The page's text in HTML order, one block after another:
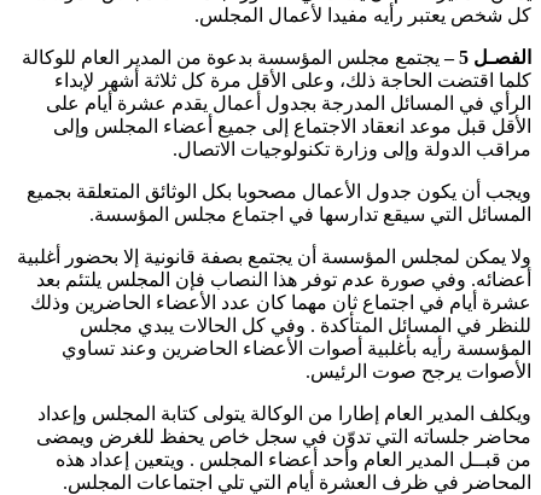
كل شخص يعتبر رأيه مفيدا لأعمال المجلس.
الفصـل 5 –
يجتمع مجلس المؤسسة بدعوة من المدير العام للوكالة
كلما اقتضت الحاجة ذلك، وعلى الأقل مرة كل ثلاثة أشهر لإبداء
الرأي في المسائل المدرجة بجدول أعمال يقدم عشرة أيام على
الأقل قبل موعد انعقاد الاجتماع إلى جميع أعضاء المجلس وإلى
مراقب الدولة وإلى وزارة تكنولوجيات الاتصال.
ويجب أن يكون جدول الأعمال مصحوبا بكل الوثائق المتعلقة بجميع
المسائل التي سيقع تدارسها في اجتماع مجلس المؤسسة.
ولا يمكن لمجلس المؤسسة أن يجتمع بصفة قانونية إلا بحضور أغلبية
أعضائه. وفي صورة عدم توفر هذا النصاب فإن المجلس يلتئم بعد
عشرة أيام في اجتماع ثان مهما كان عدد الأعضاء الحاضرين وذلك
للنظر في المسائل المتأكدة . وفي كل الحالات يبدي مجلس
المؤسسة رأيه بأغلبية أصوات الأعضاء الحاضرين وعند تساوي
الأصوات يرجح صوت الرئيس.
ويكلف المدير العام إطارا من الوكالة يتولى كتابة المجلس وإعداد
محاضر جلساته التي تدوّن في سجل خاص يحفظ للغرض ويمضى
من قبــل المدير العام وأحد أعضاء المجلس . ويتعين إعداد هذه
المحاضر في ظرف العشرة أيام التي تلي اجتماعات المجلس.